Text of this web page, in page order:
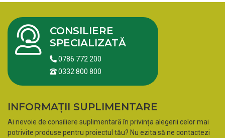
CONSILIERE
SPECIALIZATĂ
0786 772 200
0332 800 800
INFORMAȚII SUPLIMENTARE
Ai nevoie de consiliere suplimentară în privința alegerii celor mai
potrivite produse pentru proiectul tău? Nu ezita să ne contactezi